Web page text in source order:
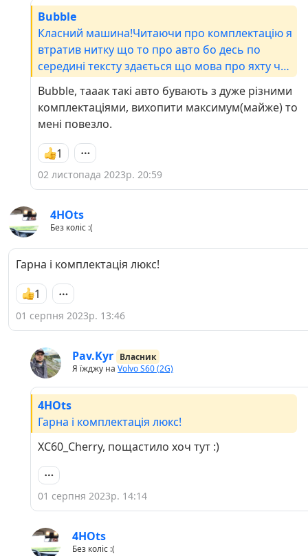
Bubble
Класний машина!Читаючи про комплектацію я
втратив нитку що то про авто бо десь по
середині тексту здається що мова про яхту чи
літак!)Гарно кататись вам!
Bubble, тааак такі авто бувають з дуже різними
комплектаціями, вихопити максимум(майже) то
мені повезло.
1
02 листопада 2023р. 20:59
4HOts
Без коліс :(
Гарна і комплектація люкс!
1
01 серпня 2023р. 13:46
Pav.Kyr Власник
Я їжджу на Volvo S60 (2G)
4HOts
Гарна і комплектація люкс!
XC60_Cherry, пощастило хоч тут :)
01 серпня 2023р. 14:14
4HOts
Без коліс :(